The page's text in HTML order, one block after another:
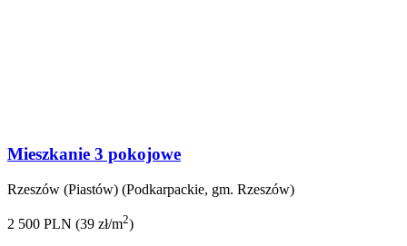
Mieszkanie 3 pokojowe
Rzeszów (Piastów) (Podkarpackie, gm. Rzeszów)
2 500 PLN (39 zł/m2)